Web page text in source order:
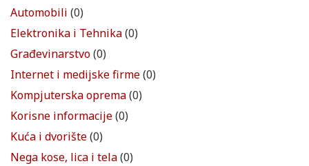
Automobili (0)
Elektronika i Tehnika(0)
Građevinarstvo(0)
Internet i medijske firme(0)
Kompjuterska oprema(0)
Korisne informacije(0)
Kuća i dvorište(0)
Nega kose, lica i tela(0)